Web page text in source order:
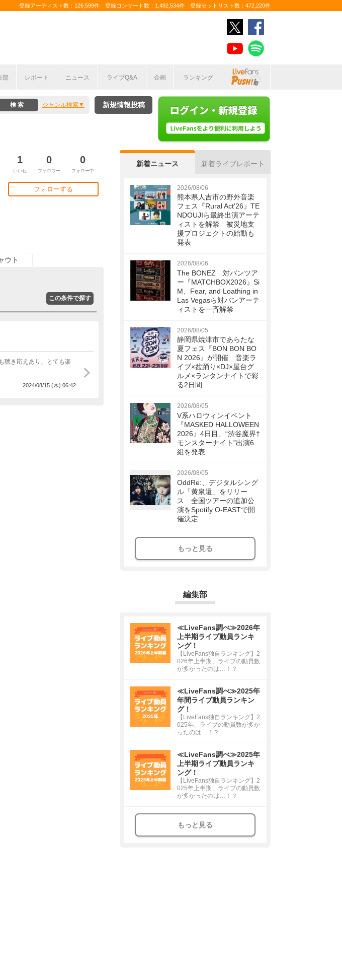
登録アーティスト数：126,599件 登録コンサート数：1,492,534件 登録セットリスト数：472,220件
部 レポート ニュース ライブQ&A 企画 ランキング
ジャンル検索 新規情報投稿
1
いいね
0
フォロワー
0
フォロー中
フォローする
ウト
聴き応えあり、とても楽
2024/08/15 (木) 06:42
新着ニュース 新着ライブレポート
2026/08/06
熊本県人吉市の野外音楽
フェス『Rural Act'26』TE
NDOUJIら最終出演アーテ
ィストを解禁 被災地支
援プロジェクトの始動も
発表
2026/08/06
The BONEZ 対バンツア
ー『MATCHBOX2026』Si
M、Fear, and Loathing in
Las Vegasら対バンアーテ
ィストを一斉解禁
2026/08/05
静岡県焼津市であらたな
夏フェス『BON BON BO
N 2026』が開催 音楽ラ
イブ×盆踊り×DJ×屋台グ
ルメ×ランタンナイトで彩
る2日間
2026/08/05
V系ハロウィンイベント
『MASKED HALLOWEEN
2026』4日目、“渋谷魔界†
モンスターナイト”出演6
組を発表
2026/08/05
OddRe:、デジタルシング
ル「黄泉還」をリリー
ス 全国ツアーの追加公
演をSpotify O-EASTで開
催決定
もっと見る
編集部
≪LiveFans調べ≫2026年
上半期ライブ動員ランキ
ング！
【LiveFans独自ランキング】2
026年上半期、ライブの動員数
が多かったのは…！？
≪LiveFans調べ≫2025年
年間ライブ動員ランキン
グ！
【LiveFans独自ランキング】2
025年、ライブの動員数が多か
ったのは…！？
≪LiveFans調べ≫2025年
上半期ライブ動員ランキ
ング！
【LiveFans独自ランキング】2
025年上半期、ライブの動員数
が多かったのは…！？
もっと見る